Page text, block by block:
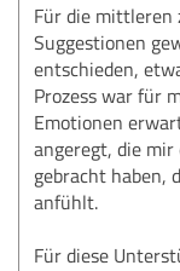
Für die mittleren
Suggestionen
entschieden,
Prozess war für
Emotionen
angeregt, die
gebracht haben,
anfühlt.
Für diese